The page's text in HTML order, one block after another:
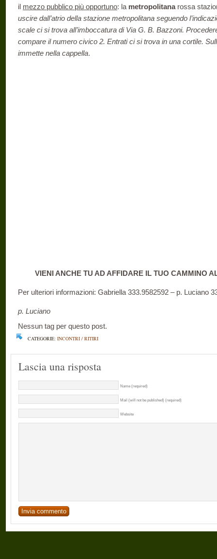
il mezzo pubblico più opportuno: la metropolitanarossa
uscire dall’atrio della stazione metropolitana seguendo
scale ci si trova all’imboccatura di Via G. B. Bazzoni.
compare il numero civico 2. Entrati ci si trova in una cortile.
immette nella cappella.
VIENI ANCHE TU AD AFFIDARE IL TUO CAMMINO
Per ulteriori informazioni: Gabriella 333.9582592 – p. Luciano
p. Luciano
Nessun tag per questo post.
CATEGORIE: INCONTRI / RITIRI
Lascia una risposta
Name (required)
Mail (will not be published) (required)
Website